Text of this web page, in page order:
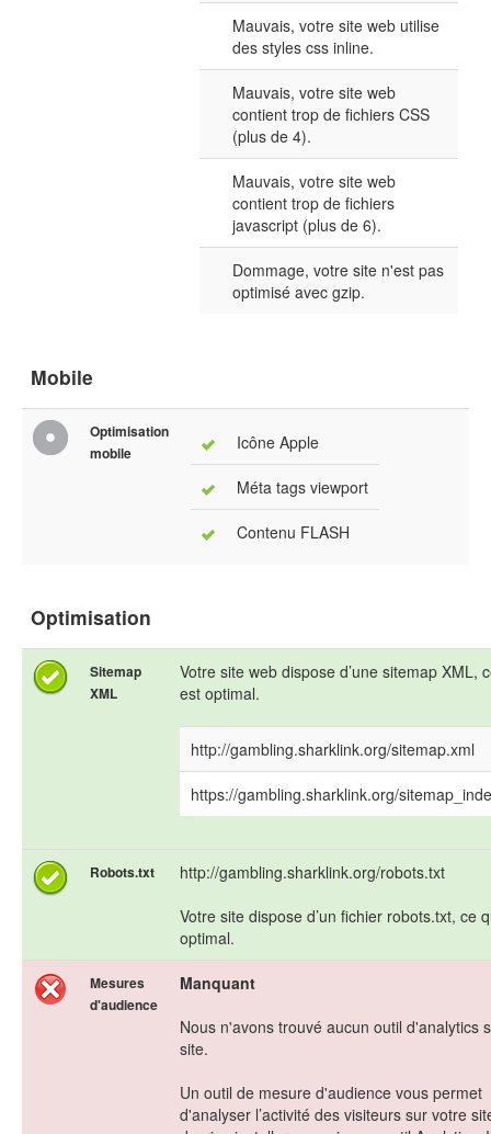
Mauvais, votre site web utilise
des styles css inline.
Mauvais, votre site web
contient trop de fichiers CSS
(plus de 4).
Mauvais, votre site web
contient trop de fichiers
javascript (plus de 6).
Dommage, votre site n'est pas
optimisé avec gzip.
Mobile
Optimisation
mobile
Icône Apple
Méta tags viewport
Contenu FLASH
Optimisation
Sitemap
XML
Votre site web dispose d’une sitemap XML,
est optimal.
http://gambling.sharklink.org/sitemap.xml
https://gambling.sharklink.org/
Robots.txt
http://gambling.sharklink.org/robots.txt
Votre site dispose d’un fichier robots.txt, ce
optimal.
Mesures
d'audience
Manquant
Nous n'avons trouvé aucun outil d'analytics
site.
Un outil de mesure d'audience vous permet
d'analyser l’activité des visiteurs sur votre